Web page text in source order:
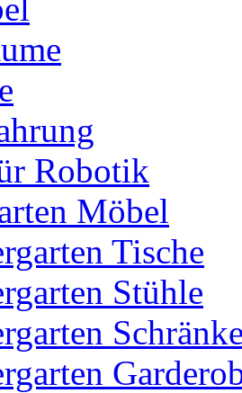
Robotik
Möbel
Tische
Stühle